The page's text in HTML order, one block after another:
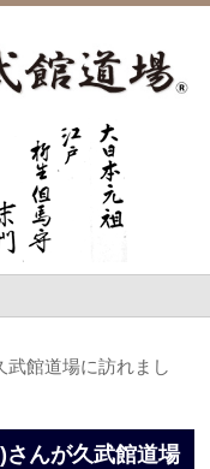
武館道場に訪れまし
んが久武館道場